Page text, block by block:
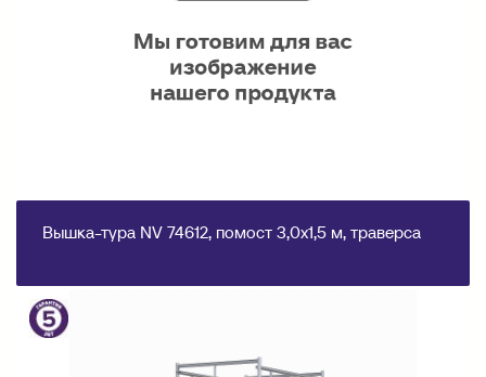
Вышка-тура NV 74612, помост 3,0х1,5 м, траверса